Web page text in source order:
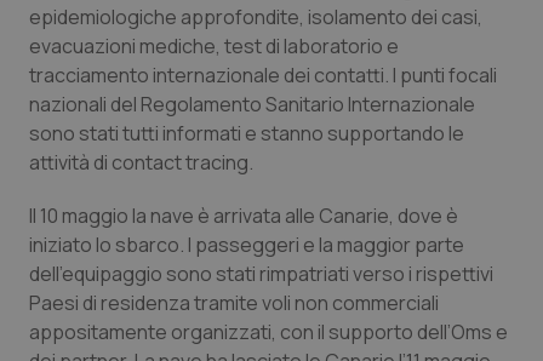
Toscana
Umbria
Valle D’Aosta
Veneto
Obesità
Oftalmologia
Oncodermatologia
Oncoematologia
Oncologia & Nutrizione
Psoriasi & pelle
epidemiologiche approfondite, isolamento dei casi,
evacuazioni mediche, test di laboratorio e
tracciamento internazionale dei contatti. I punti focali
nazionali del Regolamento Sanitario Internazionale
sono stati tutti informati e stanno supportando le
attività di contact tracing.
Il 10 maggio la nave è arrivata alle Canarie, dove è
iniziato lo sbarco. I passeggeri e la maggior parte
dell’equipaggio sono stati rimpatriati verso i rispettivi
Paesi di residenza tramite voli non commerciali
appositamente organizzati, con il supporto dell’Oms e